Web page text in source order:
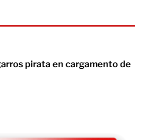
pirata en cargamento de